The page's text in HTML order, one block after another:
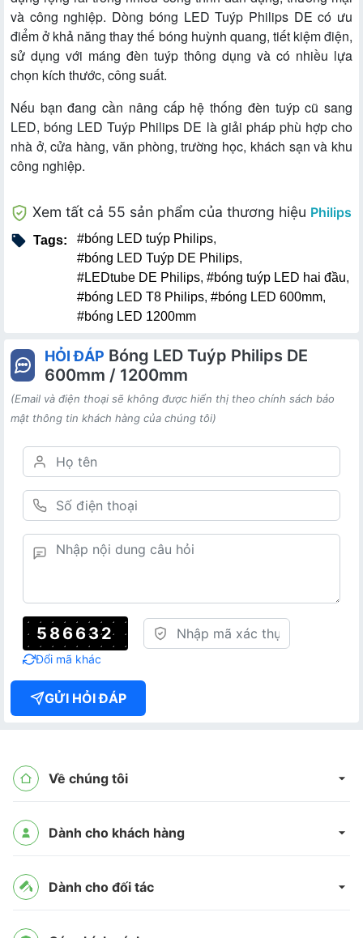
và công nghiệp. Dòng bóng LED Tuýp Philips DE có ưu
điểm ở khả năng thay thế bóng huỳnh quang, tiết kiệm điện,
sử dụng với máng đèn tuýp thông dụng và có nhiều lựa
chọn kích thước, công suất.
Nếu bạn đang cần nâng cấp hệ thống đèn tuýp cũ sang
LED, bóng LED Tuýp Philips DE là giải pháp phù hợp cho
nhà ở, cửa hàng, văn phòng, trường học, khách sạn và khu
công nghiệp.
Xem tất cả 55 sản phẩm của thương hiệu Philips
Tags: #bóng LED tuýp Philips,
#bóng LED Tuýp DE Philips,
#LEDtube DE Philips, #bóng tuýp LED hai đầu,
#bóng LED T8 Philips, #bóng LED 600mm,
#bóng LED 1200mm
HỎI ĐÁP Bóng LED Tuýp Philips DE
600mm / 1200mm
(Email và điện thoại sẽ không được hiển thị theo chính sách bảo
mật thông tin khách hàng của chúng tôi)
586632
Đổi mã khác
GỬI HỎI ĐÁP
Về chúng tôi
Dành cho khách hàng
Dành cho đối tác